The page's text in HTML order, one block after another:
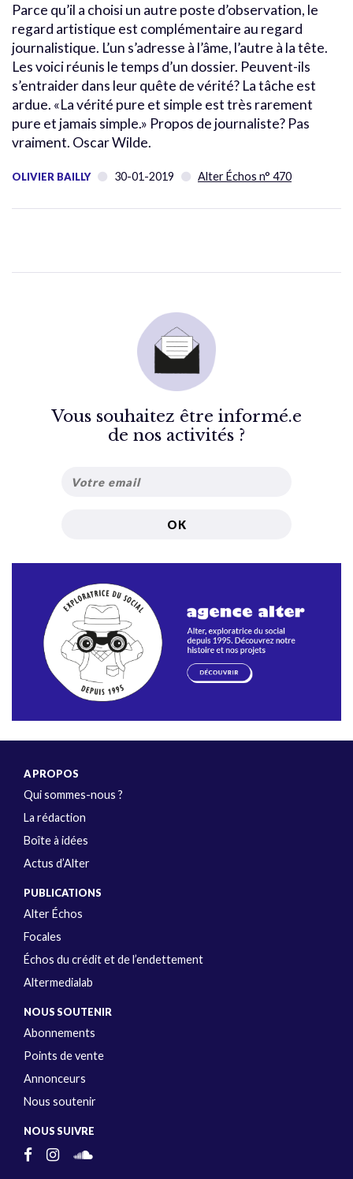
Parce qu’il a choisi un autre poste d’observation, le
regard artistique est complémentaire au regard
journalistique. L’un s’adresse à l’âme, l’autre à la tête.
Les voici réunis le temps d’un dossier. Peuvent-ils
s’entraider dans leur quête de vérité? La tâche est
ardue. «La vérité pure et simple est très rarement
pure et jamais simple.» Propos de journaliste? Pas
vraiment. Oscar Wilde.
OLIVIER BAILLY 30-01-2019 Alter Échos n° 470
Vous souhaitez être informé.e
de nos activités ?
A PROPOS
Qui sommes-nous ?
La rédaction
Boîte à idées
Actus d’Alter
PUBLICATIONS
Alter Échos
Focales
Échos du crédit et de l’endettement
Altermedialab
NOUS SOUTENIR
Abonnements
Points de vente
Annonceurs
Nous soutenir
NOUS SUIVRE